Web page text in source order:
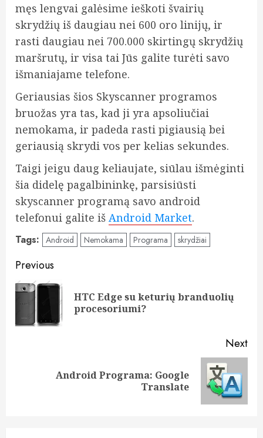
męs lengvai galėsime ieškoti švairių
skrydžių iš daugiau nei 600 oro linijų, ir
rasti daugiau nei 700.000 skirtingų skrydžių
maršrutų, ir visa tai Jūs galite turėti savo
išmaniajame telefone.
Geriausias šios Skyscanner programos
bruožas yra tas, kad ji yra apsoliučiai
nemokama, ir padeda rasti pigiausią bei
geriausią skrydi vos per kelias sekundes.
Taigi jeigu daug keliaujate, siūlau išmėginti
šia didelę pagalbininkę, parsisiūsti
skyscanner programą savo android
telefonui galite iš Android Market.
Tags: Android Nemokama Programa skrydžiai
Post
navigation
Previous
HTC Edge su keturių branduolių
procesoriumi?
Next
Android Programa: Google
Translate